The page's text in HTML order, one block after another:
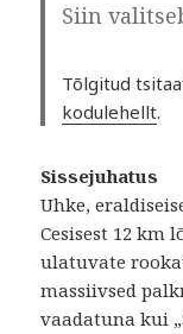
Siin
Tõlgitud
kodulehellt.
Sissejuhatus
Uhke,
Cesisest 12 km
ulatuvate
massiivsed
vaadatuna kui